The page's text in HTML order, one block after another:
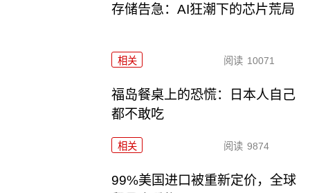
存储告急：AI狂潮下的芯片荒局
相关 阅读 10071
福岛餐桌上的恐慌：日本人自己
都不敢吃
相关 阅读 9874
99%美国进口被重新定价，全球